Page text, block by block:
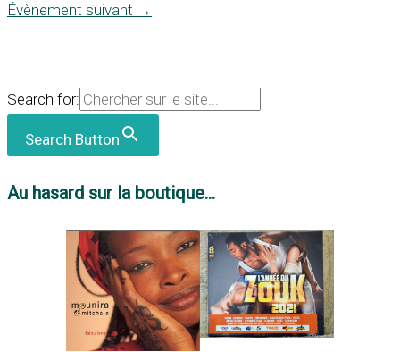
Évènement suivant →
Search for:
Search Button
Au hasard sur la boutique...